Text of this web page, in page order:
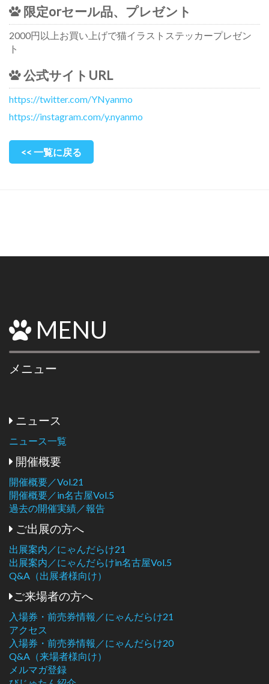
限定orセール品、プレゼント
2000円以上お買い上げで猫イラストステッカープレゼン
ト
公式サイトURL
https://twitter.com/YNyanmo
https://instagram.com/y.nyanmo
<< 一覧に戻る
MENU
メニュー
ニュース
ニュース一覧
開催概要
開催概要／Vol.21
開催概要／in名古屋Vol.5
過去の開催実績／報告
ご出展の方へ
出展案内／にゃんだらけ21
出展案内／にゃんだらけin名古屋Vol.5
Q&A（出展者様向け）
ご来場者の方へ
入場券・前売券情報／にゃんだらけ21
アクセス
入場券・前売券情報／にゃんだらけ20
Q&A（来場者様向け）
メルマガ登録